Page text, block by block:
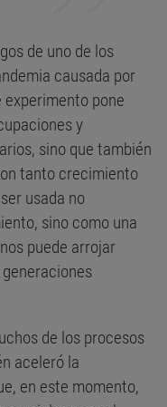
de uno de los
causada por
pone
y
sino que también
tanto crecimiento
usada no
sino como una
puede arrojar
de los procesos
aceleró la
en este momento,